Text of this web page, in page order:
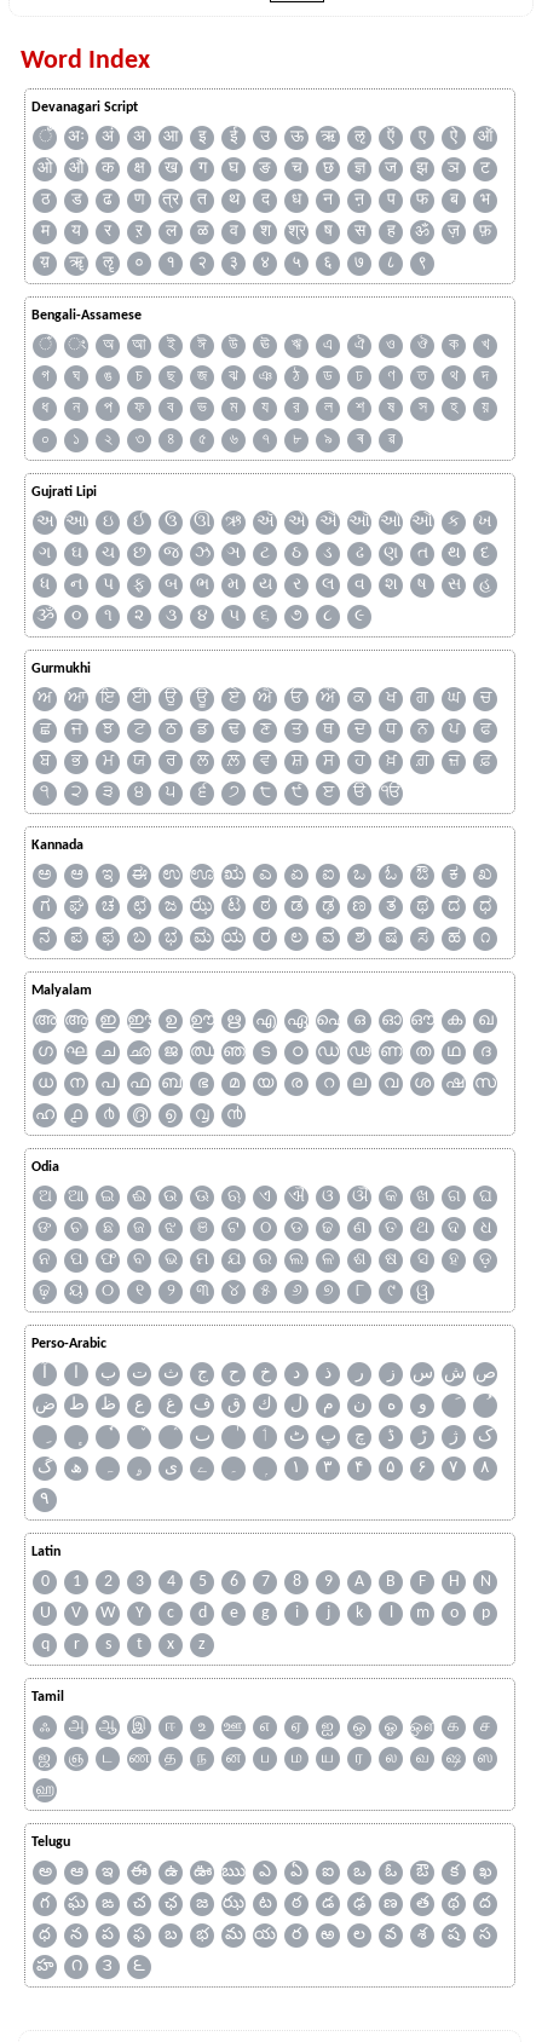
Word Index
Devanagari Script
ँ अः अं अ आ इ ई उ ऊ ऋ ऌ ऍ ए ऐ
ऑ
ओ
औ क क्ष ख ग घ ङ च छ ज्ञ ज झ ञ
ट
ठ
ड ढ ण त्र त थ द ध न ऩ प फ ब
भ
म
य र ऱ ल ळ व श श्र ष स ह ॐ ज़
फ़
य़
ॠ ॡ ० १ २ ३ ४ ५ ६ ७ ८ ९
Bengali-Assamese
ঁ ং অ আ ই ঈ উ ঊ ঋ এ ঐ ও ঔ ক
খ
গ
ঘ ঙ চ ছ জ ঝ ঞ ঠ ড ঢ ণ ত থ
দ
ধ
ন প ফ ব ভ ম য র ল শ ষ স হ
য়
০
১ ২ ৩ ৪ ৫ ৬ ৭ ৮ ৯ ৰ ৱ
Gujrati Lipi
અ આ ઇ ઈ ઉ ઊ ઋ ઍ એ ઐ ઑ ઓ ઔ ક
ખ
ગ
ઘ ચ છ જ ઝ ઞ ટ ઠ ડ ઢ ણ ત થ
દ
ધ
ન પ ફ બ ભ મ ય ર લ વ શ ષ સ
હ
ૐ
૦ ૧ ૨ ૩ ૪ ૫ ૬ ૭ ૮ ૯
Gurmukhi
ਅ ਆ ਇ ਈ ਉ ਊ ਏ ਐ ਓ ਔ ਕ ਖ ਗ ਘ
ਚ
ਛ
ਜ ਝ ਟ ਠ ਡ ਢ ਣ ਤ ਥ ਦ ਧ ਨ ਪ
ਫ
ਬ
ਭ ਮ ਯ ਰ ਲ ਲ਼ ਵ ਸ਼ ਸ ਹ ਖ਼ ਗ਼ ਜ਼
ਫ਼
੧
੨ ੩ ੪ ੫ ੬ ੭ ੮ ੯ ੲ ੳ ੴ
Kannada
ಅ ಆ ಇ ಈ ಉ ಊ ಋ ಎ ಏ ಐ ಒ ಓ ಔ ಕ
ಖ
ಗ
ಘ ಚ ಛ ಜ ಝ ಟ ಠ ಡ ಢ ಣ ತ ಥ ದ
ಧ
ನ
ಪ ಫ ಬ ಭ ಮ ಯ ರ ಲ ವ ಶ ಷ ಸ ಹ ೧
Malyalam
അ ആ ഇ ഈ ഉ ഊ ഋ എ ഏ ഐ ഒ ഓ ഔ ക
ഖ
ഗ
ഘ ച ഛ ജ ഝ ഞ ട ഠ ഡ ഢ ണ ത ഥ
ദ
ധ
ന പ ഫ ബ ഭ മ യ ര റ ല വ ശ ഷ
സ
ഹ
൧ ൪ ൫ ൭ ൮ ൯
Odia
ଅ ଆ ଇ ଈ ଉ ଊ ଋ ଏ ଐ ଓ ଔ କ ଖ ଗ
ଘ
ଙ
ଚ ଛ ଜ ଝ ଞ ଟ ଠ ଡ ଢ ଣ ତ ଥ ଦ
ଧ
ନ
ପ ଫ ବ ଭ ମ ଯ ର ଲ ଳ ଶ ଷ ସ ହ
ଡ଼
ଢ଼
ୟ ୦ ୧ ୨ ୩ ୪ ୫ ୬ ୭ ୮ ୯ ୱ
Perso-Arabic
آ ا ب ت ث ج ح خ د ذ ر ز س ش ص
ض
ط ظ ع غ ف ق ك ل م ن ه
و
ٮ
ٲ ٹ پ چ ڈ ڑ ژ
ک
گ
ھ ہ ۄ ی ے ۔ ۱ ۳ ۴ ۵ ۶ ۷
۸
۹
Latin
0 1 2 3 4 5 6 7 8 9 A B F H
N
U
V W Y c d e g i j k l m o
p
q
r s t x z
Tamil
ஃ அ ஆ இ ஈ உ ஊ எ ஏ ஐ ஒ ஓ ஔ க
ச
ஜ
ஞ ட ண த ந ன ப ம ய ர ல வ ஷ
ஸ
ஹ
Telugu
అ ఆ ఇ ఈ ఉ ఊ ఋ ఎ ఏ ఐ ఒ ఓ ఔ క
ఖ
గ
ఘ ఙ చ ఛ జ ఝ ట ఠ డ ఢ ణ త థ
ద
ధ
న ప ఫ బ భ మ య ర ఱ ల వ శ ష
స
హ
౧ ౩ ౬